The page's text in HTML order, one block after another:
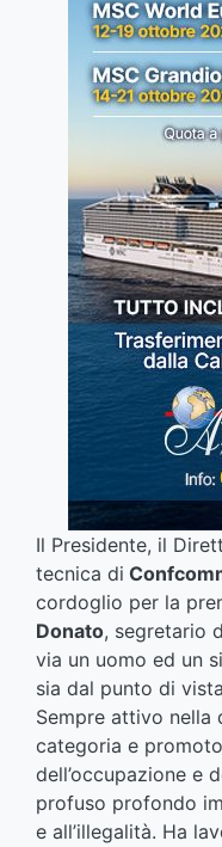
Il Presidente, il
tecnica di
cordoglio per la
Donato, segretario
via un uomo ed un
sia dal punto di
Sempre attivo nella
categoria e
dell’occupazione e
profuso profondo
e all’illegalità. Ha